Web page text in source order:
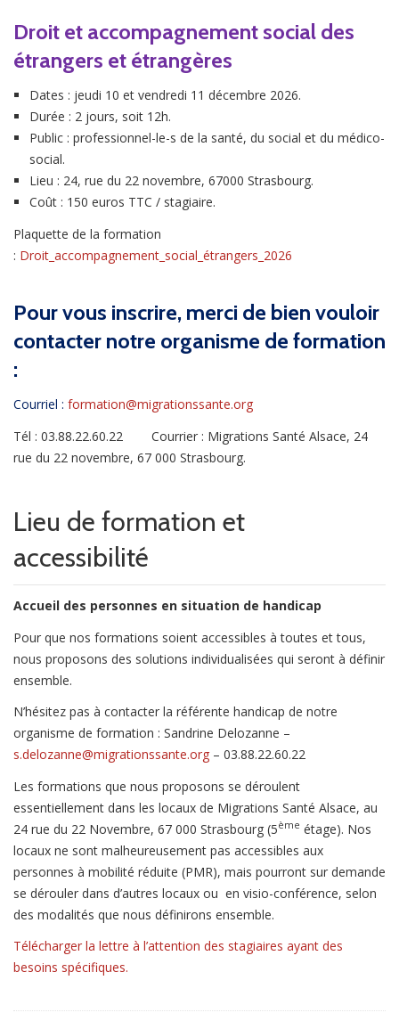
Droit et accompagnement social des
étrangers et étrangères
Dates : jeudi 10 et vendredi 11 décembre 2026.
Durée : 2 jours, soit 12h.
Public : professionnel-le-s de la santé, du social et du médico-
social.
Lieu : 24, rue du 22 novembre, 67000 Strasbourg.
Coût : 150 euros TTC / stagiaire.
Plaquette de la formation
: Droit_accompagnement_social_étrangers_2026
Pour vous inscrire, merci de bien vouloir
contacter notre organisme de formation
:
Courriel : formation@migrationssante.org
Tél : 03.88.22.60.22 Courrier : Migrations Santé Alsace, 24
rue du 22 novembre, 67 000 Strasbourg.
Lieu de formation et
accessibilité
Accueil des personnes en situation de handicap
Pour que nos formations soient accessibles à toutes et tous,
nous proposons des solutions individualisées qui seront à définir
ensemble.
N’hésitez pas à contacter la référente handicap de notre
organisme de formation : Sandrine Delozanne –
s.delozanne@migrationssante.org – 03.88.22.60.22
Les formations que nous proposons se déroulent
essentiellement dans les locaux de Migrations Santé Alsace, au
24 rue du 22 Novembre, 67 000 Strasbourg (5ème étage). Nos
locaux ne sont malheureusement pas accessibles aux
personnes à mobilité réduite (PMR), mais pourront sur demande
se dérouler dans d’autres locaux ou en visio-conférence, selon
des modalités que nous définirons ensemble.
Télécharger la lettre à l’attention des stagiaires ayant des
besoins spécifiques.